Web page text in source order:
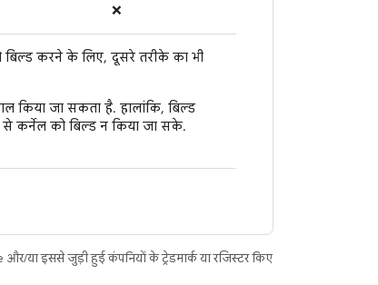
❌
करने के लिए, दूसरे तरीके का भी
किया जा सकता है. हालांकि, बिल्ड
कर्नेल को बिल्ड न किया जा सके.
या इससे जुड़ी हुई कंपनियों के ट्रेडमार्क या रजिस्टर किए